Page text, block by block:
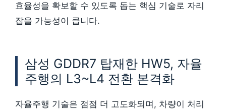
효율성을 확보할 수 있도록 돕는 핵심 기술로 자리
잡을 가능성이 큽니다.
삼성 GDDR7 탑재한 HW5, 자율
주행의 L3~L4 전환 본격화
자율주행 기술은 점점 더 고도화되며, 차량이 처리